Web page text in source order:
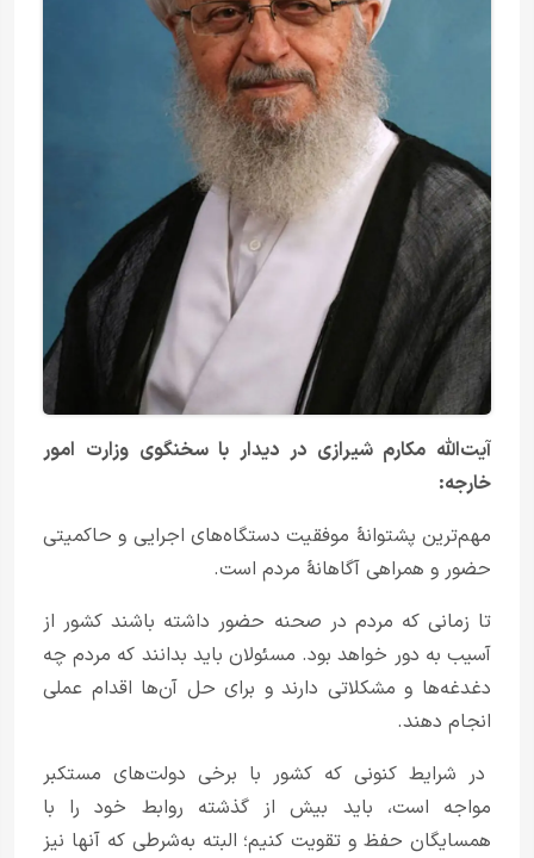
آیت‌الله مکارم شیرازی در دیدار با سخنگوی وزارت امور
خارجه:
مهم‌ترین پشتوانهٔ موفقیت دستگاه‌های اجرایی و حاکمیتی
حضور و همراهی آگاهانهٔ مردم است.
تا زمانی که مردم در صحنه حضور داشته باشند کشور از
آسیب به دور خواهد بود. مسئولان باید بدانند که مردم چه
دغدغه‌ها و مشکلاتی دارند و برای حل آن‌ها اقدام عملی
انجام دهند.
در شرایط کنونی که کشور با برخی دولت‌های مستکبر
مواجه است، باید بیش از گذشته روابط خود را با
همسایگان حفظ و تقویت کنیم؛ البته به‌شرطی که آنها نیز